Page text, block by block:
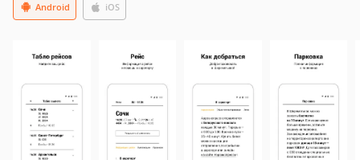
Android iOS